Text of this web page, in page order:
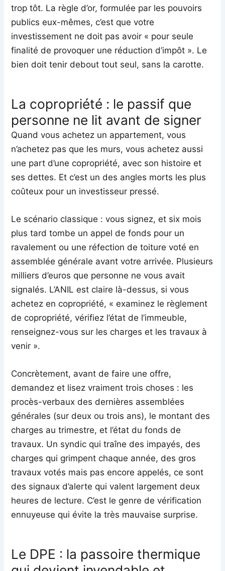
trop tôt. La règle d’or, formulée par les pouvoirs
publics eux-mêmes, c’est que votre
investissement ne doit pas avoir « pour seule
finalité de provoquer une réduction d’impôt ». Le
bien doit tenir debout tout seul, sans la carotte.
La copropriété : le passif que
personne ne lit avant de signer
Quand vous achetez un appartement, vous
n’achetez pas que les murs, vous achetez aussi
une part d’une copropriété, avec son histoire et
ses dettes. Et c’est un des angles morts les plus
coûteux pour un investisseur pressé.
Le scénario classique : vous signez, et six mois
plus tard tombe un appel de fonds pour un
ravalement ou une réfection de toiture voté en
assemblée générale avant votre arrivée. Plusieurs
milliers d’euros que personne ne vous avait
signalés. L’ANIL est claire là-dessus, si vous
achetez en copropriété, « examinez le règlement
de copropriété, vérifiez l’état de l’immeuble,
renseignez-vous sur les charges et les travaux à
venir ».
Concrètement, avant de faire une offre,
demandez et lisez vraiment trois choses : les
procès-verbaux des dernières assemblées
générales (sur deux ou trois ans), le montant des
charges au trimestre, et l’état du fonds de
travaux. Un syndic qui traîne des impayés, des
charges qui grimpent chaque année, des gros
travaux votés mais pas encore appelés, ce sont
des signaux d’alerte qui valent largement deux
heures de lecture. C’est le genre de vérification
ennuyeuse qui évite la très mauvaise surprise.
Le DPE : la passoire thermique